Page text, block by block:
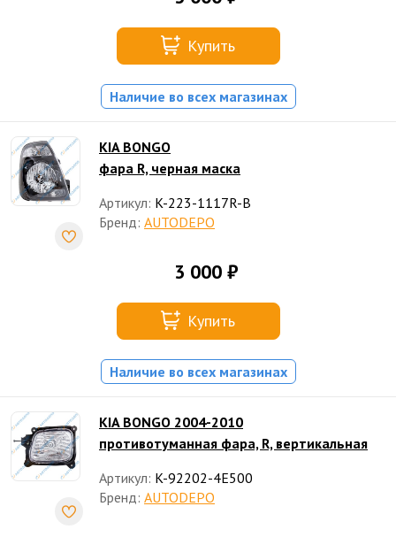
Купить
Наличие во всех магазинах
KIA BONGO
фара R, черная маска
Артикул: K-223-1117R-B
Бренд: AUTODEPO
3 000 ₽
Купить
Наличие во всех магазинах
KIA BONGO 2004-2010
противотуманная фара, R, вертикальная
Артикул: K-92202-4E500
Бренд: AUTODEPO